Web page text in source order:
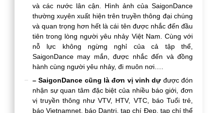
và các nước lân cận. Hình ảnh của SaigonDance
thường xuyên xuất hiện trên truyền thông đại chúng
và quan trọng hơn hết là cái tên được nhắc đến đầu
tiên trong lòng người yêu nhảy Việt Nam. Cùng với
nỗ lực không ngừng nghỉ của cả tập thể,
SaigonDance may mắn, được nhắc đến và đồng
hành cùng người yêu nhảy, đi muôn nơi….
– SaigonDance cũng là đơn vị vinh dựđược đón
nhận sự quan tâm đặc biệt của nhiều báo giới, đơn
vị truyền thông như VTV, HTV, VTC, báo Tuổi trẻ,
báo Vietnamnet, báo Dantri, tạp chí Đẹp, tạp chí thể